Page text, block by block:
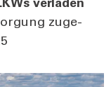
ver­la­den
zuge­